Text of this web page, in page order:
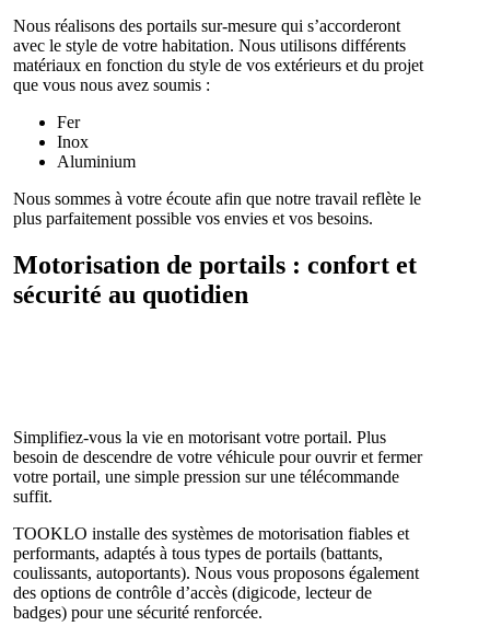
Nous réalisons des portails sur-mesure qui s’accorderont
avec le style de votre habitation. Nous utilisons différents
matériaux en fonction du style de vos extérieurs et du projet
que vous nous avez soumis :
Fer
Inox
Aluminium
Nous sommes à votre écoute afin que notre travail reflète le
plus parfaitement possible vos envies et vos besoins.
Motorisation de portails : confort et
sécurité au quotidien
Simplifiez-vous la vie en motorisant votre portail. Plus
besoin de descendre de votre véhicule pour ouvrir et fermer
votre portail, une simple pression sur une télécommande
suffit.
TOOKLO installe des systèmes de motorisation fiables et
performants, adaptés à tous types de portails (battants,
coulissants, autoportants). Nous vous proposons également
des options de contrôle d’accès (digicode, lecteur de
badges) pour une sécurité renforcée.